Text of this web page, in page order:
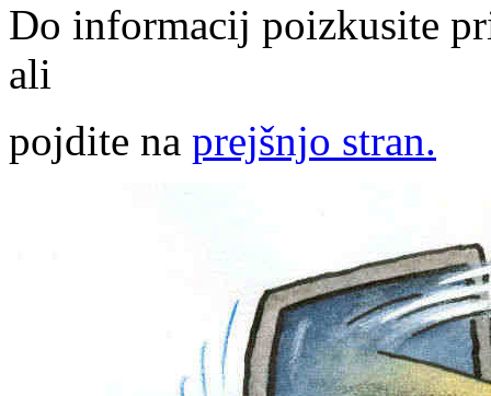
Do informacij poizkusite
ali
pojdite na prejšnjo stran.